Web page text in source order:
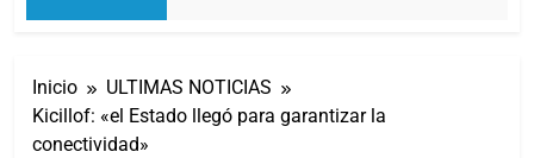
Inicio
ULTIMAS NOTICIAS
Kicillof: «el Estado llegó para garantizar la
conectividad»